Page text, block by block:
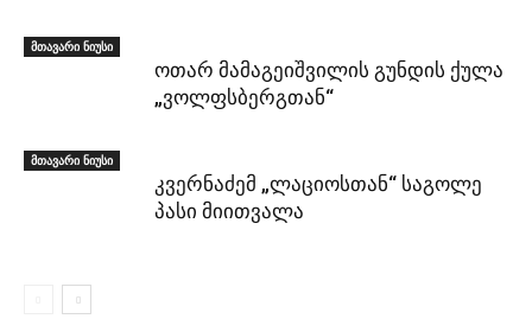
მთავარი ნიუსი
ოთარ მამაგეიშვილის გუნდის ქულა
„ვოლფსბერგთან“
მთავარი ნიუსი
კვერნაძემ „ლაციოსთან“ საგოლე
პასი მიითვალა